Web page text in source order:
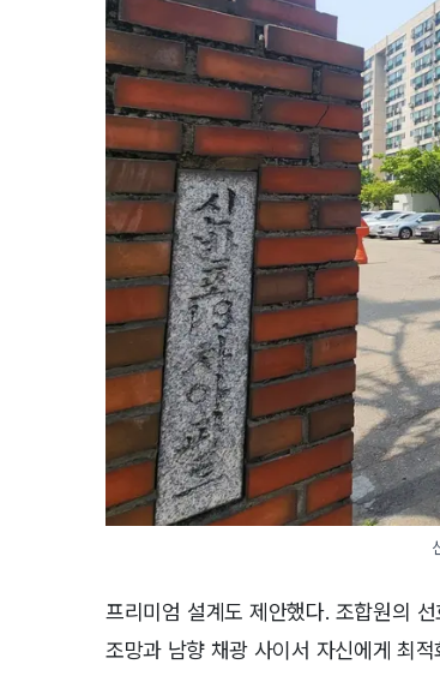
프리미엄 설계도 제안했다. 조합원의
조망과 남향 채광 사이서 자신에게 최